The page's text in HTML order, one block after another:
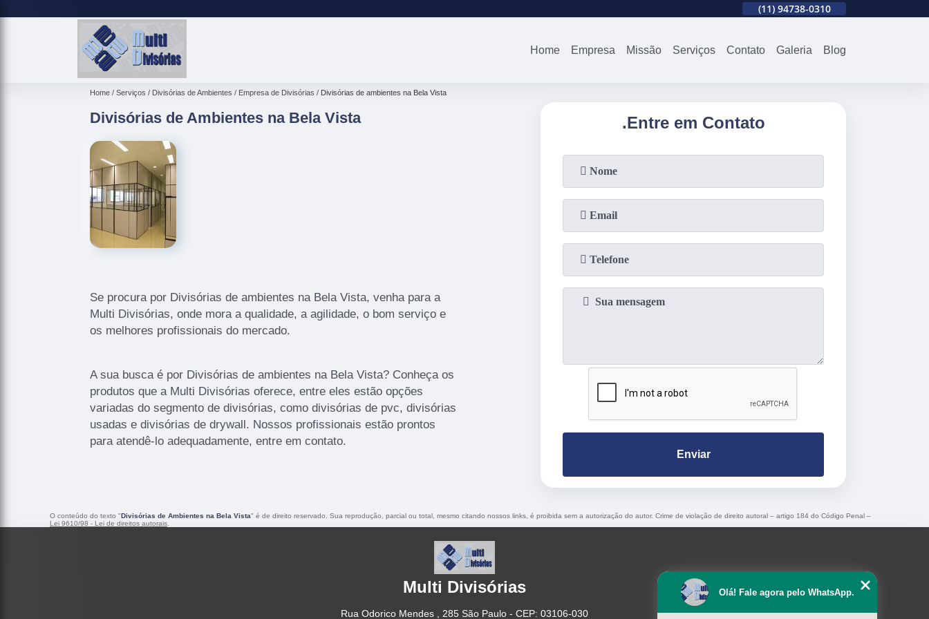
(11) 94738-0310
Home Empresa Missão Serviços Contato Galeria Blog
Home Serviços Divisórias de Ambientes Empresa de Divisórias Divisórias de ambientes na Bela Vista
Divisórias de Ambientes na Bela Vista
Se procura por Divisórias de ambientes na Bela Vista, venha para a
Multi Divisórias, onde mora a qualidade, a agilidade, o bom serviço e
os melhores profissionais do mercado.
A sua busca é por Divisórias de ambientes na Bela Vista? Conheça os
produtos que a Multi Divisórias oferece, entre eles estão opções
variadas do segmento de divisórias, como divisórias de pvc, divisórias
usadas e divisórias de drywall. Nossos profissionais estão prontos
para atendê-lo adequadamente, entre em contato.
.Entre em Contato
Enviar
O conteúdo do texto "Divisórias de Ambientes na Bela Vista" é de direito reservado. Sua reprodução, parcial ou total, mesmo citando nossos links, é proibida sem a autorização do autor. Crime de violação de direito autoral – artigo 184 do Código Penal –
Lei 9610/98 - Lei de direitos autorais
Multi Divisórias
Rua Odorico Mendes , 285 São Paulo - CEP: 03106-030
Olá! Fale agora pelo WhatsApp.